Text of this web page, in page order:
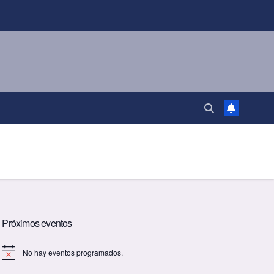
Próximos eventos
A
No hay eventos programados.